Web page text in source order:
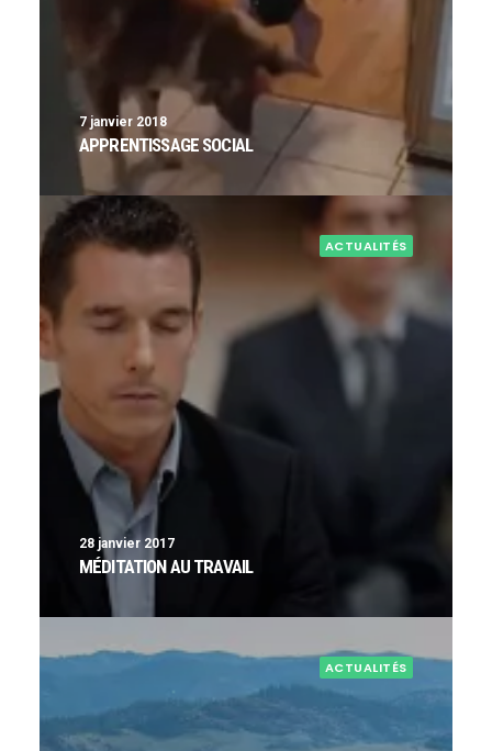
7 janvier 2018
APPRENTISSAGE SOCIAL
ACTUALITÉS
28 janvier 2017
MÉDITATION AU TRAVAIL
ACTUALITÉS